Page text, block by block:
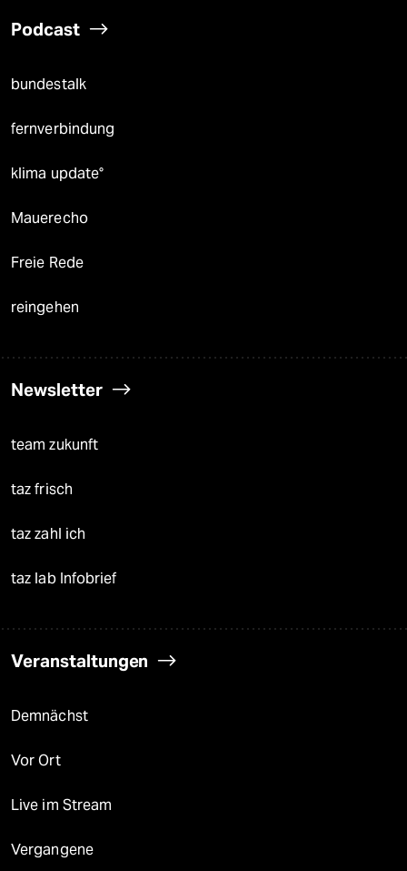
Podcast
bundestalk
fernverbindung
klima update°
Mauerecho
Freie Rede
reingehen
Newsletter
team zukunft
taz frisch
taz zahl ich
taz lab Infobrief
Veranstaltungen
Demnächst
Vor Ort
Live im Stream
Vergangene